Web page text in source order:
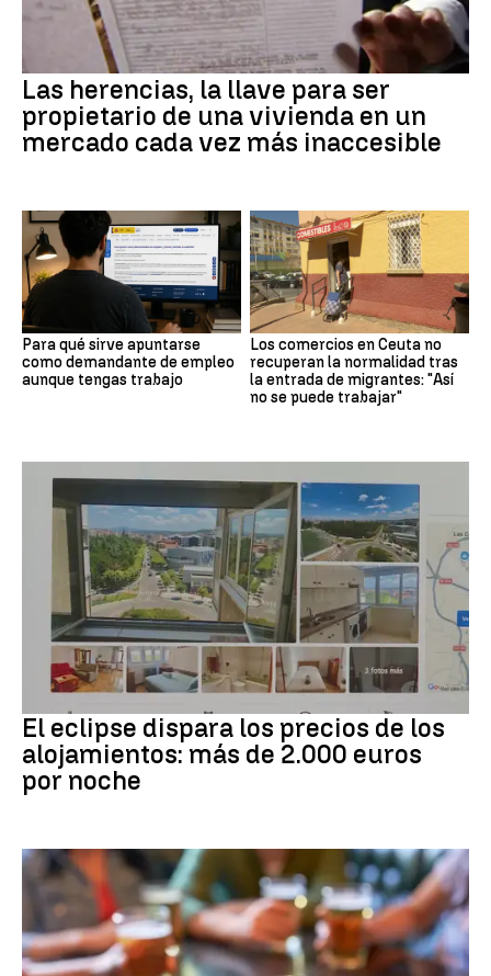
Las herencias, la llave para ser
propietario de una vivienda en un
mercado cada vez más inaccesible
Para qué sirve apuntarse
como demandante de empleo
aunque tengas trabajo
Los comercios en Ceuta no
recuperan la normalidad tras
la entrada de migrantes: "Así
no se puede trabajar"
Eclipse solar
El eclipse dispara los precios de los
alojamientos: más de 2.000 euros
por noche